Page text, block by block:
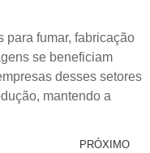
para fumar, fabricação
se beneficiam
desses setores
mantendo a
PRÓXIMO